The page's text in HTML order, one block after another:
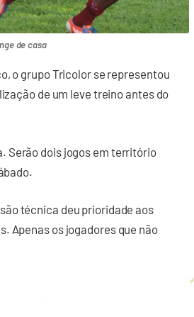
de casa
o grupo Tricolor se representou
de um leve treino antes do
Serão dois jogos em território
técnica deu prioridade aos
Apenas os jogadores que não